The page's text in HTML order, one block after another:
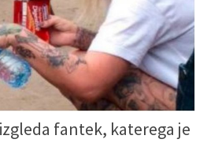
fantek, katerega je